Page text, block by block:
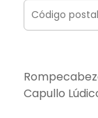
Capullo